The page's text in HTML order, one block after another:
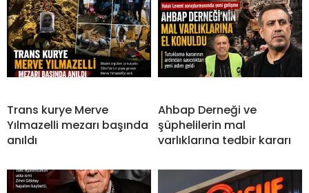
Trans kurye Merve
Yılmazelli mezarı başında
anıldı
Ahbap Derneği ve
şüphelilerin mal
varlıklarına tedbir kararı